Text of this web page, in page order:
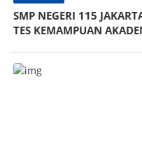
SMP NEGERI 115
TES KEMAMPUAN